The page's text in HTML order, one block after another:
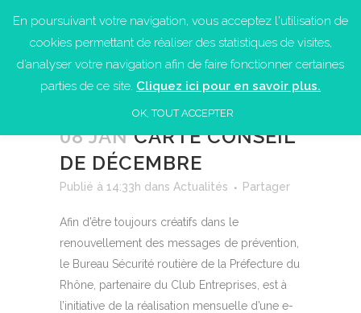
08 JANCARTE CONSEIL
DE DÉCEMBRE
Publié à 14:33h dans Actualités Partager
Afin d’être toujours créatifs dans le
renouvellement des messages de prévention,
le Bureau Sécurité routière de la Préfecture du
Rhône, partenaire du Club Entreprises, est à
l’initiative de la réalisation mensuelle d’une e-
En poursuivant votre navigation, vous acceptez l'utilisation de
cookies permettant de réaliser des statistiques de visites,
d’analyser votre navigation afin de faire fonctionner certaines
parties de ce site. Cliquez ici pour en savoir plus.
OK, TOUT ACCEPTER